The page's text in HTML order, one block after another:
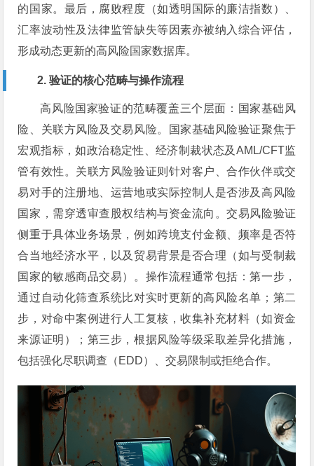
的国家。最后，腐败程度（如透明国际的廉洁指数）、
汇率波动性及法律监管缺失等因素亦被纳入综合评估，
形成动态更新的高风险国家数据库。
2. 验证的核心范畴与操作流程
高风险国家验证的范畴覆盖三个层面：国家基础风
险、关联方风险及交易风险。国家基础风险验证聚焦于
宏观指标，如政治稳定性、经济制裁状态及AML/CFT监
管有效性。关联方风险验证则针对客户、合作伙伴或交
易对手的注册地、运营地或实际控制人是否涉及高风险
国家，需穿透审查股权结构与资金流向。交易风险验证
侧重于具体业务场景，例如跨境支付金额、频率是否符
合当地经济水平，以及贸易背景是否合理（如与受制裁
国家的敏感商品交易）。操作流程通常包括：第一步，
通过自动化筛查系统比对实时更新的高风险名单；第二
步，对命中案例进行人工复核，收集补充材料（如资金
来源证明）；第三步，根据风险等级采取差异化措施，
包括强化尽职调查（EDD）、交易限制或拒绝合作。